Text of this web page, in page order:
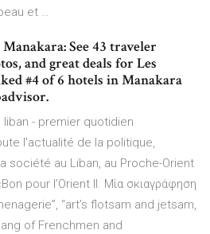
et …
See 43 traveler
and great deals for Les
#4 of 6 hotels in Manakara
liban - premier quotidien
l'actualité de la politique,
société au Liban, au Proche-Orient
pour l’Orient IΙ. Μία σκιαγράφηση
“art’s flotsam and jetsam,
of Frenchmen and